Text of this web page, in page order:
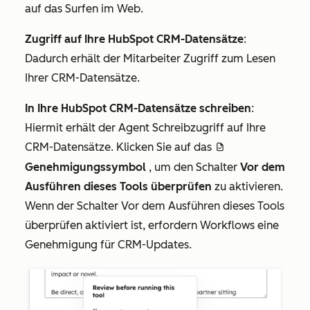
auf das Surfen im Web.
Zugriff auf Ihre HubSpot CRM-Datensätze:
Dadurch erhält der Mitarbeiter Zugriff zum Lesen
Ihrer CRM-Datensätze.
In Ihre HubSpot CRM-Datensätze schreiben:
Hiermit erhält der Agent Schreibzugriff auf Ihre
CRM-Datensätze. Klicken Sie auf das approveDraftIcon
Genehmigungssymbol , um den Schalter Vor dem
Ausführen dieses Tools überprüfen zu aktivieren.
Wenn der Schalter Vor dem Ausführen dieses Tools
überprüfen aktiviert ist, erfordern Workflows eine
Genehmigung für CRM-Updates.